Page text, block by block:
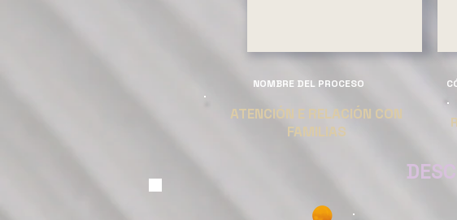
NOMBRE DEL PROCESO
ATENCIÓN E RELACIÓN CON
FAMILIAS